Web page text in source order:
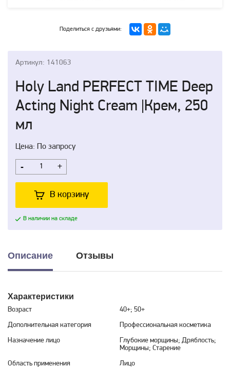
Поделиться с друзьями:
Артикул: 141063
Holy Land PERFECT TIME Deep
Acting Night Cream |Крем, 250
мл
Цена: По запросу
- +
В корзину
В наличии на складе
Описание Отзывы
Характеристики
Возраст
40+; 50+
Дополнительная категория
Профессиональная косметика
Назначение лицо
Глубокие морщины; Дряблость;
Морщины; Старение
Область применения
Лицо